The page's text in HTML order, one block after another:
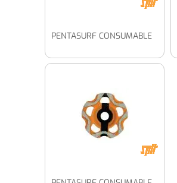
PENTASURF CONSUMABLE